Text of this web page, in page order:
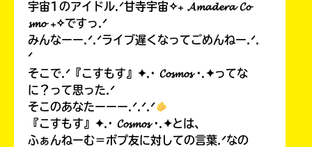
宇宙1のアイドル.ᐟ甘寺宇宙✧₊ 𝓐𝓶𝓪𝓭𝓮𝓻𝓪 𝓒𝓸
𝓼𝓶𝓸 ₊✧ですっ.ᐟ
みんなーー.ᐟ.ᐟライブ遅くなってごめんねー.ᐟ.
ᐟ
そこで.ᐟ『こすもす』✦.· 𝓒𝓸𝓼𝓶𝓸𝓼 ·.✦ってな
に？って思った.ᐟ
そこのあなたーーー.ᐟ.ᐟ.ᐟ
『こすもす』✦.· 𝓒𝓸𝓼𝓶𝓸𝓼 ·.✦とは、
ふぁんねーむ＝ポプ友に対しての言葉.ᐟなの